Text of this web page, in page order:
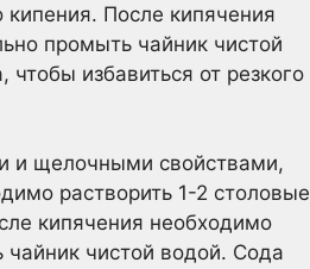
кипения. После кипячения
промыть чайник чистой
избавиться от резкого
и щелочными свойствами,
растворить 1-2 столовые
кипячения необходимо
чистой водой. Сода